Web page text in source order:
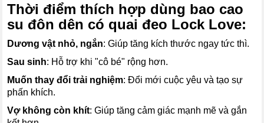
Thời điểm thích hợp dùng bao cao
su đôn dên có quai đeo Lock Love:
Dương vật nhỏ, ngắn: Giúp tăng kích thước ngay tức thì.
Sau sinh: Hỗ trợ khi "cô bé" rộng hơn.
Muốn thay đổi trải nghiệm: Đổi mới cuộc yêu và tạo sự
phấn khích.
Vợ không còn khít: Giúp tăng cảm giác mạnh mẽ và gắn